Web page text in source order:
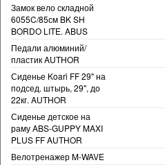
Замок вело складной
6055C/85см BK SH
BORDO LITE. ABUS
Педали алюминий/
пластик AUTHOR
Сиденье Koari FF 29" на
подсед. штырь, 29", до
22кг. AUTHOR
Сиденье детское на
раму ABS-GUPPY MAXI
PLUS FF AUTHOR
Велотренажер M-WAVE